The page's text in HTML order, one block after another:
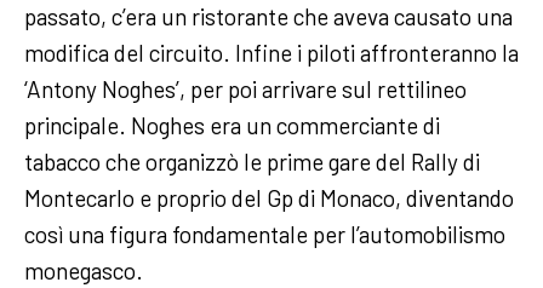
passato, c’era un ristorante che aveva causato una
modifica del circuito. Infine i piloti affronteranno la
‘Antony Noghes’, per poi arrivare sul rettilineo
principale. Noghes era un commerciante di
tabacco che organizzò le prime gare del Rally di
Montecarlo e proprio del Gp di Monaco, diventando
così una figura fondamentale per l’automobilismo
monegasco.